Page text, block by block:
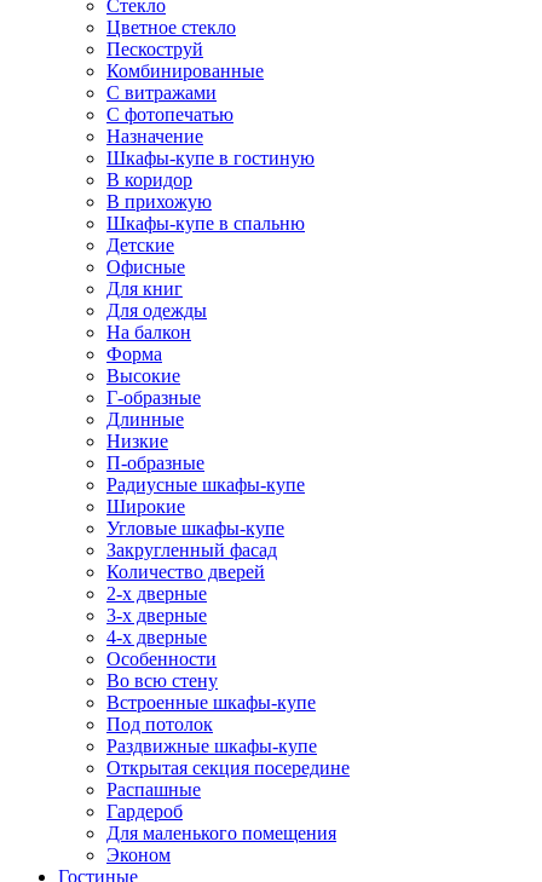
Стекло
Цветное стекло
Пескоструй
Комбинированные
С витражами
С фотопечатью
Назначение
Шкафы-купе в гостиную
В коридор
В прихожую
Шкафы-купе в спальню
Детские
Офисные
Для книг
Для одежды
На балкон
Форма
Высокие
Г-образные
Длинные
Низкие
П-образные
Радиусные шкафы-купе
Широкие
Угловые шкафы-купе
Закругленный фасад
Количество дверей
2-х дверные
3-х дверные
4-х дверные
Особенности
Во всю стену
Встроенные шкафы-купе
Под потолок
Раздвижные шкафы-купе
Открытая секция посередине
Распашные
Гардероб
Для маленького помещения
Эконом
Гостиные